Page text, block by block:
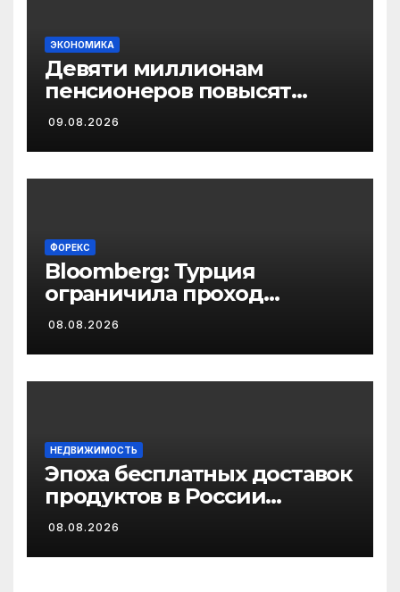
ЭКОНОМИКА
Девяти миллионам
пенсионеров повысят
выплаты в августе: кого
коснется перерасчет
09.08.2026
ФОРЕКС
Bloomberg: Турция
ограничила проход
коммерческих судов в
Черное море
08.08.2026
НЕДВИЖИМОСТЬ
Эпоха бесплатных доставок
продуктов в России
завершается
08.08.2026